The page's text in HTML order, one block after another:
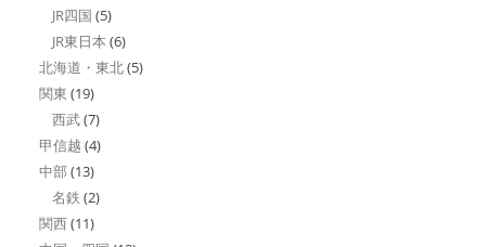
JR四国 (5)
JR東日本 (6)
北海道・東北(5)
関東 (19)
西武(7)
甲信越 (4)
中部 (13)
名鉄 (2)
関西(11)